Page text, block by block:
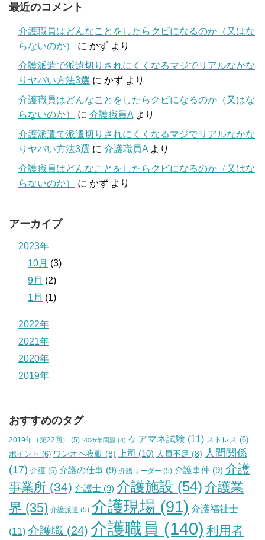
最近のコメント
介護職員はどんなことをしたらクビになるのか（又はな
らないのか）
に かず より
介護派遣で派遣切りされにくくなるマジでリアルなかな
りヤバい方法3選 に かず より
介護職員はどんなことをしたらクビになるのか（又はな
らないのか）
に 介護職員A より
介護派遣で派遣切りされにくくなるマジでリアルなかな
りヤバい方法3選 に 介護職員A より
介護職員はどんなことをしたらクビになるのか（又はな
らないのか）
に かず より
アーカイブ
2023年
10月 (3)
9月 (2)
1月 (1)
2022年
2021年
2020年
2019年
おすすめのタグ
2019年（第22回） (5) 2025年問題 (4) ケアマネ試験 (11) ストレス (6)
ポイント (6) ワンオペ夜勤 (8) 上司 (10) 人員不足 (8) 人間関係
(17) 介護 (6) 介護の仕事 (9) 介護リーダー (5) 介護事件 (9) 介護
事業所 (34) 介護士 (9) 介護施設 (54) 介護業
界 (35) 介護派遣 (5) 介護現場 (91) 介護福祉士
(11) 介護職 (24) 介護職員 (140) 利用者